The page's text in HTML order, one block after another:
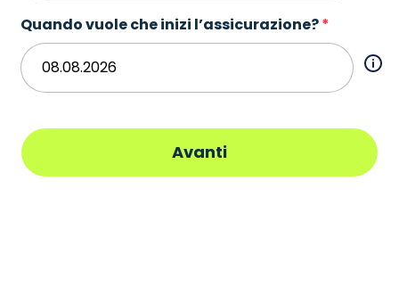
Quando vuole che inizi l’assicurazione?
Avanti